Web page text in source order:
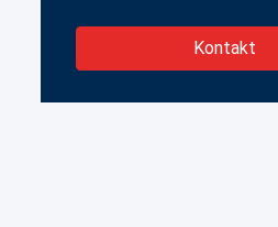
Kontakt